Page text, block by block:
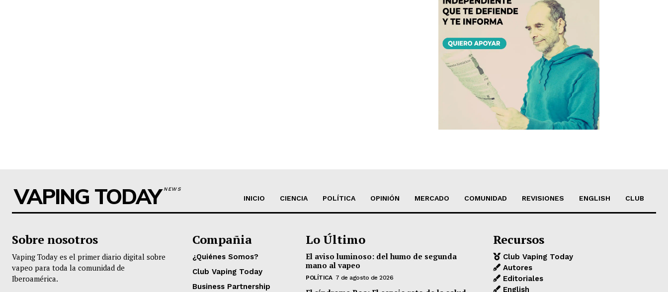
VAPING TODAYNEWS
INICIO CIENCIA POLÍTICA OPINIÓN MERCADO COMUNIDAD REVISIONES ENGLISH CLUB
Sobre nosotros
Vaping Today es el primer diario digital sobre
vapeo para toda la comunidad de
Iberoamérica.
Compañia
¿Quiénes Somos?
Club Vaping Today
Business Partnership
Lo Último
El aviso luminoso: del humo de segunda
mano al vapeo
POLÍTICA 7 de agosto de 2026
Recursos
Club Vaping Today
Autores
Editoriales
English